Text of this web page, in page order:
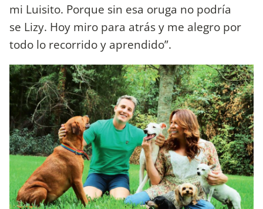
mi Luisito. Porque sin esa oruga no podría
se Lizy. Hoy miro para atrás y me alegro por
todo lo recorrido y aprendido”.